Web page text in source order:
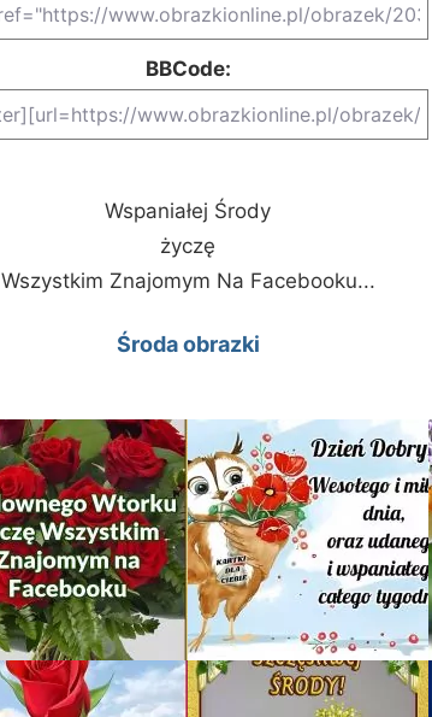
BBCode:
Wspaniałej Środy
życzę
Wszystkim Znajomym Na Facebooku...
Środa obrazki